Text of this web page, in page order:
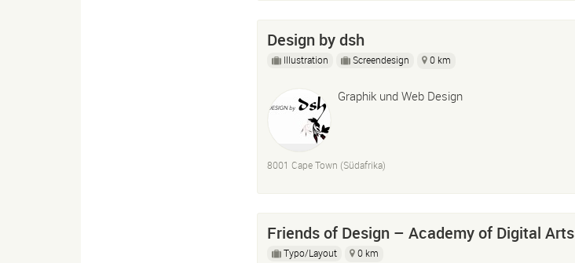
Design by dsh
Illustration Screendesign 0 km
Graphik und Web Design
8001 Cape Town (Südafrika)
Friends of Design – Academy of Digital Arts
Typo/Layout 0 km